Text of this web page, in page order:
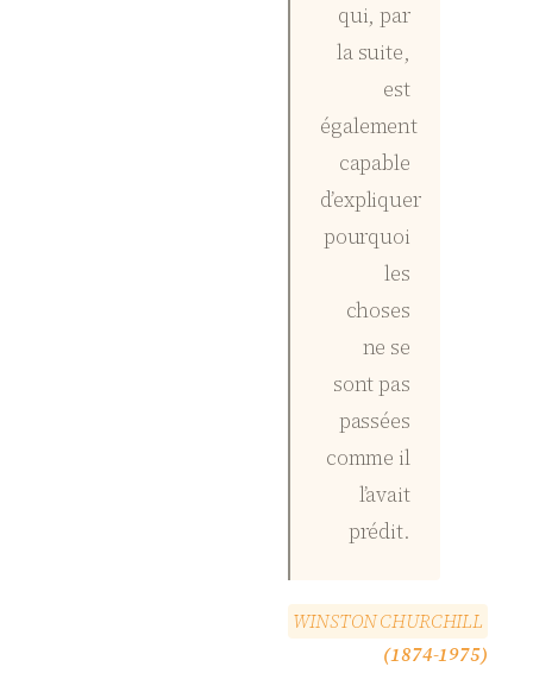
qui, par
la suite,
est
également
capable
d’expliquer
pourquoi
les
choses
ne se
sont pas
passées
comme il
l’avait
prédit.
WINSTONCHURCHILL
(1874-1975)